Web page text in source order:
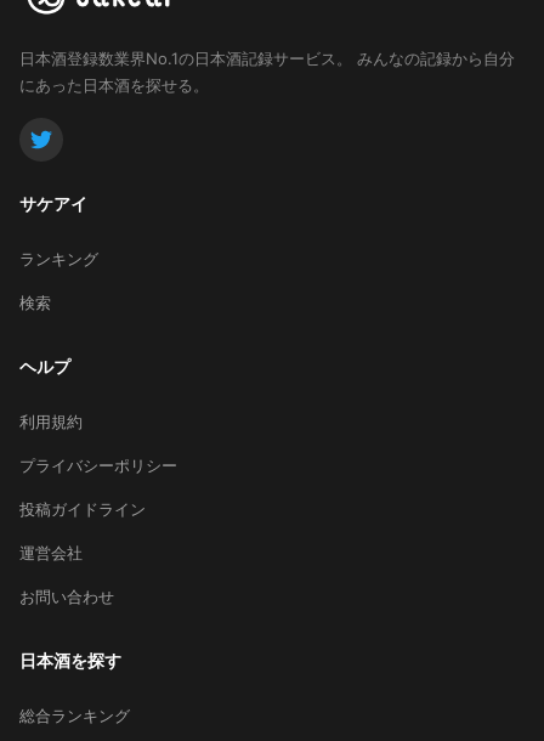
日本酒登録数業界No.1の日本酒記録サービス。
みんなの記録から自分
にあった日本酒を探せる。
サケアイ
ランキング
検索
ヘルプ
利用規約
プライバシーポリシー
投稿ガイドライン
運営会社
お問い合わせ
日本酒を探す
総合ランキング